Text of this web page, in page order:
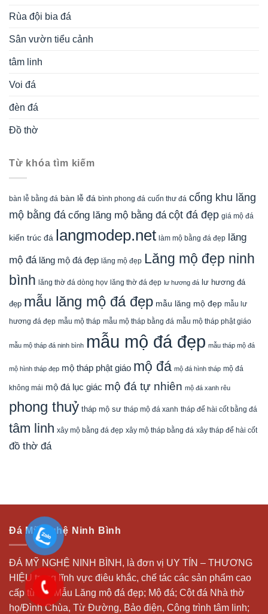
Rùa đội bia đá
Sân vườn tiểu cảnh
tâm linh
Voi đá
đèn đá
Đồ thờ
Từ khóa tìm kiếm
bàn lễ bằng đá bàn lễ đá bình phong đá cuốn thư đá cổng khu lăng
mộ bằng đá cổng lăng mộ bằng đá cột đá đẹp giá mộ đá
kiến trúc đá langmodep.net làm mộ bằng đá đẹp lăng
mộ đá lăng mộ đá đẹp lăng mộ đẹp Lăng mộ đẹp ninh
bình lăng thờ đá dòng họv lăng thờ đá đẹp lư hương đá lư hương đá
đẹp mẫu lăng mộ đá đẹp mẫu lăng mộ đẹp mẫu lư
hương đá đẹp mẫu mộ tháp mẫu mộ tháp bằng đá mẫu mộ tháp phật giáo
mẫu mộ tháp đá ninh bình mẫu mộ đá đẹp mẫu tháp mộ đá
mộ hình tháp đẹp mộ tháp phật giáo mộ đá mộ đá hình tháp mộ đá
không mái mộ đá lục giác mộ đá tự nhiên mộ đá xanh rêu
phong thuỷ tháp mộ sư tháp mộ đá xanh tháp để hài cốt bằng đá
tâm linh xây mộ bằng đá đẹp xây mộ tháp bằng đá xây tháp để hài cốt
đồ thờ đá
Đá Mỹ Nghệ Ninh Bình
ĐÁ MỸ NGHỆ NINH BÌNH, là đơn vị UY TÍN – THƯƠNG
HIỆU trong lĩnh vực điêu khắc, chế tác các sản phẩm cao
cấp từ đá: Mẫu Lăng mộ đá đẹp; Mộ đá; Cột đá Nhà thờ
họ/Đình Chùa, Từ Đường, Bảo điện, Công trình tâm linh;